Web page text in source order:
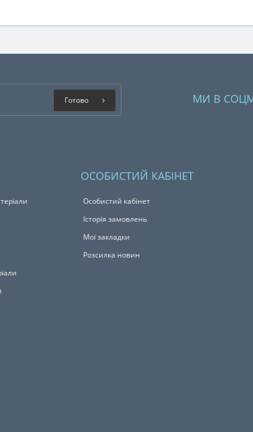
Готово МИ В
ОСОБИСТИЙ КАБІНЕТ
Особистий кабінет
Історія замовлень
Мої закладки
Розсилка новин